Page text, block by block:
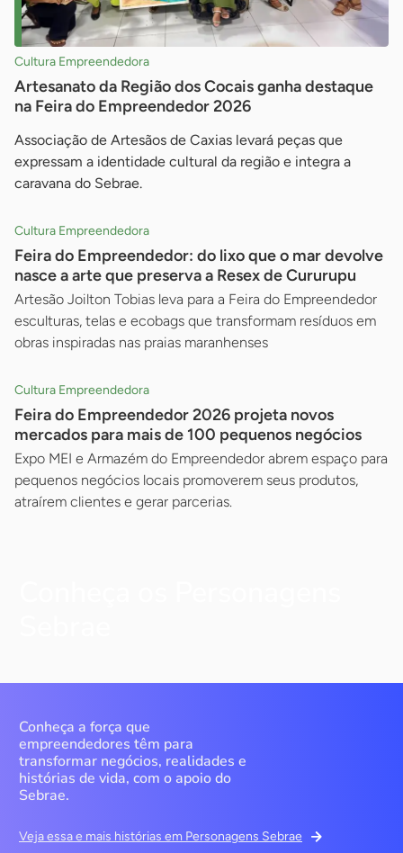
Cultura Empreendedora
Artesanato da Região dos Cocais ganha destaque
na Feira do Empreendedor 2026
Associação de Artesãos de Caxias levará peças que
expressam a identidade cultural da região e integra a
caravana do Sebrae.
Cultura Empreendedora
Feira do Empreendedor: do lixo que o mar devolve
nasce a arte que preserva a Resex de Cururupu
Artesão Joilton Tobias leva para a Feira do Empreendedor
esculturas, telas e ecobags que transformam resíduos em
obras inspiradas nas praias maranhenses
Cultura Empreendedora
Feira do Empreendedor 2026 projeta novos
mercados para mais de 100 pequenos negócios
Expo MEI e Armazém do Empreendedor abrem espaço para
pequenos negócios locais promoverem seus produtos,
atraírem clientes e gerar parcerias.
Conheça a força que
empreendedores têm para
transformar negócios, realidades e
histórias de vida, com o apoio do
Sebrae.
Veja essa e mais histórias em Personagens Sebrae